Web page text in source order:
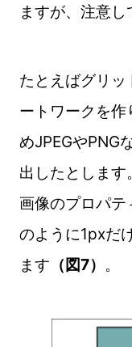
ますが、注意し
たとえばグリ
ートワークを
めJPEGやPNG
出したとしま
画像のプロパ
のように1pxだ
ます （図7） 。